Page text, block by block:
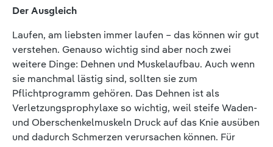
Der Ausgleich
Laufen, am liebsten immer laufen – das können wir gut
verstehen. Genauso wichtig sind aber noch zwei
weitere Dinge: Dehnen und Muskelaufbau. Auch wenn
sie manchmal lästig sind, sollten sie zum
Pflichtprogramm gehören. Das Dehnen ist als
Verletzungsprophylaxe so wichtig, weil steife Waden-
und Oberschenkelmuskeln Druck auf das Knie ausüben
und dadurch Schmerzen verursachen können. Für